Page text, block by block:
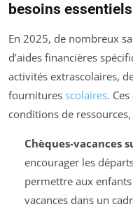
besoins
En 2025, de nombreux
d’aides financières
activités extrascolaires,
fournitures scolaires.
conditions de
Chèques-vacances
encourager les
permettre aux
vacances dans un